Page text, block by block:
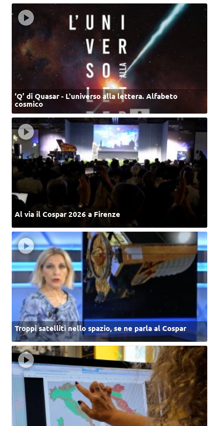
‘Q’ di Quasar - L'universo alla lettera. Alfabeto
cosmico
Al via il Cospar 2026 a Firenze
Troppi satelliti nello spazio, se ne parla al Cospar